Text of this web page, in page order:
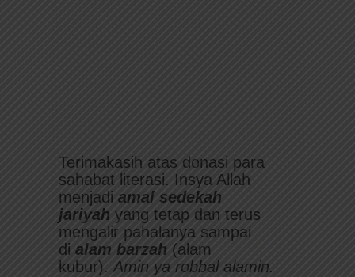
Terimakasih atas donasi para
sahabat literasi. Insya Allah
menjadi amal sedekah
jariyah yang tetap dan terus
mengalir pahalanya sampai
di alam barzah (alam
kubur). Amin ya robbal alamin.